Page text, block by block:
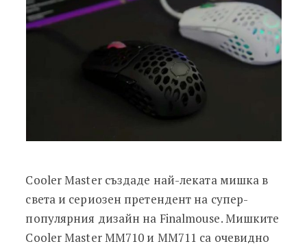
Cooler Master създаде най-леката мишка в
света и сериозен претендент на супер-
популярния дизайн на Finalmouse. Мишките
Cooler Master MM710 и MM711 са очевидно